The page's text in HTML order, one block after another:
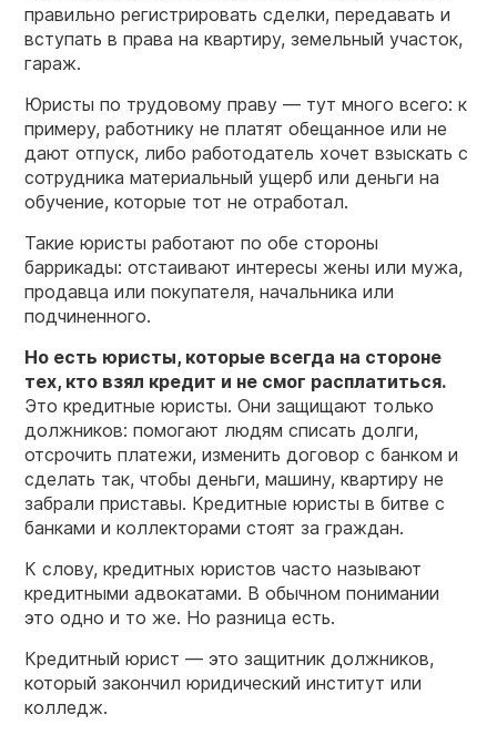
правильно регистрировать сделки, передавать и
вступать в права на квартиру, земельный участок,
гараж.
Юристы по трудовому праву — тут много всего: к
примеру, работнику не платят обещанное или не
дают отпуск, либо работодатель хочет взыскать с
сотрудника материальный ущерб или деньги на
обучение, которые тот не отработал.
Такие юристы работают по обе стороны
баррикады: отстаивают интересы жены или мужа,
продавца или покупателя, начальника или
подчиненного.
Но есть юристы, которые всегда на стороне
тех, кто взял кредит и не смог расплатиться.
Это кредитные юристы. Они защищают только
должников: помогают людям списать долги,
отсрочить платежи, изменить договор с банком и
сделать так, чтобы деньги, машину, квартиру не
забрали приставы. Кредитные юристы в битве с
банками и коллекторами стоят за граждан.
К слову, кредитных юристов часто называют
кредитными адвокатами. В обычном понимании
это одно и то же. Но разница есть.
Кредитный юрист — это защитник должников,
который закончил юридический институт или
колледж.